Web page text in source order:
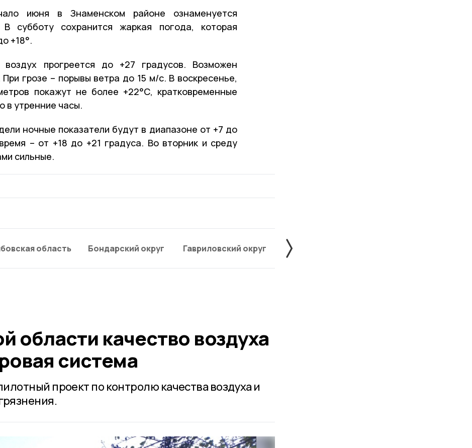
июня в Знаменском районе ознаменуется
субботу сохранится жаркая погода, которая
+18°.
прогреется до +27 градусов. Возможен
грозе – порывы ветра до 15 м/с. В воскресенье,
покажут не более +22°С, кратковременные
в утренние часы.
ночные показатели будут в диапазоне от +7 до
– от +18 до +21 градуса. Во вторник и среду
сильные.
область Бондарский округ Гавриловский округ Жердевский округ
области качество воздуха
система
проект по контролю качества воздуха и